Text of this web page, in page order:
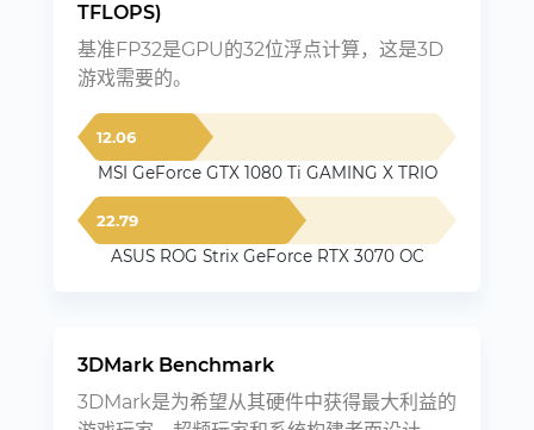
TFLOPS)
基准FP32是GPU的32位浮点计算，这是3D
游戏需要的。
12.06
MSI GeForce GTX 1080 Ti GAMING X TRIO
22.79
ASUS ROG Strix GeForce RTX 3070 OC
3DMark Benchmark
3DMark是为希望从其硬件中获得最大利益的